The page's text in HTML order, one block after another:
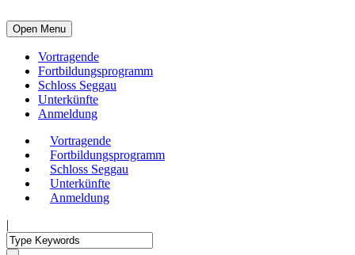
Open Menu
Vortragende
Fortbildungsprogramm
Schloss Seggau
Unterkünfte
Anmeldung
Vortragende
Fortbildungsprogramm
Schloss Seggau
Unterkünfte
Anmeldung
|